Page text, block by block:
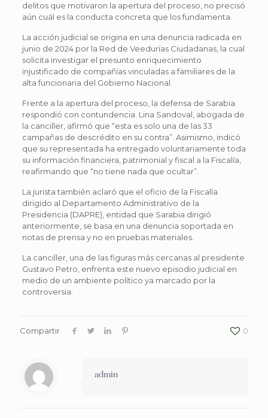
delitos que motivaron la apertura del proceso, no precisó
aún cuál es la conducta concreta que los fundamenta.
La acción judicial se origina en una denuncia radicada en
junio de 2024 por la Red de Veedurías Ciudadanas, la cual
solicita investigar el presunto enriquecimiento
injustificado de compañías vinculadas a familiares de la
alta funcionaria del Gobierno Nacional.
Frente a la apertura del proceso, la defensa de Sarabia
respondió con contundencia. Lina Sandoval, abogada de
la canciller, afirmó que “esta es solo una de las 33
campañas de descrédito en su contra”. Asimismo, indicó
que su representada ha entregado voluntariamente toda
su información financiera, patrimonial y fiscal a la Fiscalía,
reafirmando que “no tiene nada que ocultar”.
La jurista también aclaró que el oficio de la Fiscalía
dirigido al Departamento Administrativo de la
Presidencia (DAPRE), entidad que Sarabia dirigió
anteriormente, se basa en una denuncia soportada en
notas de prensa y no en pruebas materiales.
La canciller, una de las figuras más cercanas al presidente
Gustavo Petro, enfrenta este nuevo episodio judicial en
medio de un ambiente político ya marcado por la
controversia.
Compartir 0
admin